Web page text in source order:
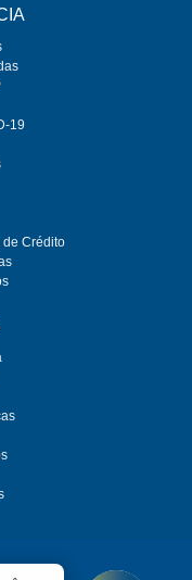
19
de Crédito
PCJ